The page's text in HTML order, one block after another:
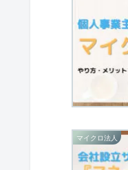
マイクロ法人